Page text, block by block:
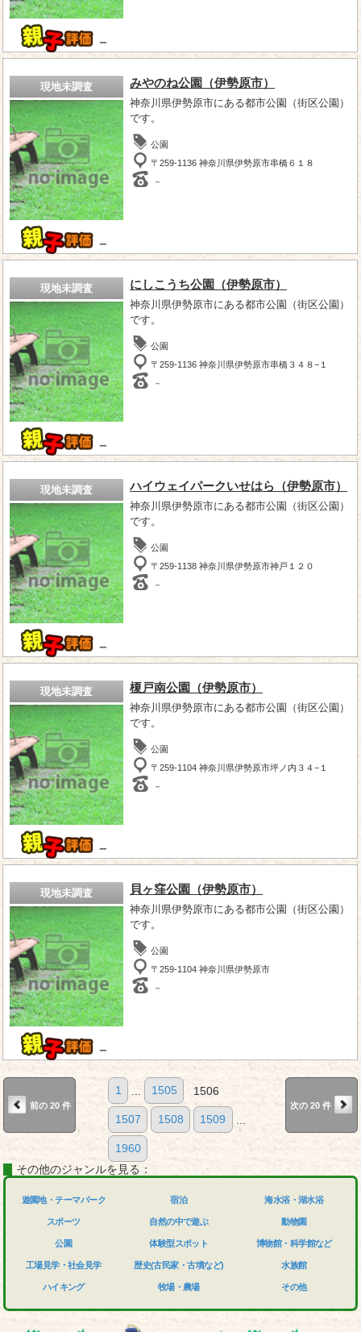
－
現地未調査
－
みやのね公園（伊勢原市）
神奈川県伊勢原市にある都市公園（街区公園）
です。
公園
〒259-1136 神奈川県伊勢原市串橋６１８
－
現地未調査
－
にしこうち公園（伊勢原市）
神奈川県伊勢原市にある都市公園（街区公園）
です。
公園
〒259-1136 神奈川県伊勢原市串橋３４８−１
－
現地未調査
－
ハイウェイパークいせはら（伊勢原市）
神奈川県伊勢原市にある都市公園（街区公園）
です。
公園
〒259-1138 神奈川県伊勢原市神戸１２０
－
現地未調査
－
榎戸南公園（伊勢原市）
神奈川県伊勢原市にある都市公園（街区公園）
です。
公園
〒259-1104 神奈川県伊勢原市坪ノ内３４−１
－
現地未調査
－
貝ヶ窪公園（伊勢原市）
神奈川県伊勢原市にある都市公園（街区公園）
です。
公園
〒259-1104 神奈川県伊勢原市
－
前の 20 件
1 1505 1506
1507 1508 1509
1960
次の 20 件
その他のジャンルを見る：
遊園地・テーマパーク
スポーツ
公園
工場見学・社会見学
ハイキング
宿泊
自然の中で遊ぶ
体験型スポット
歴史(古民家・古墳など)
牧場・農場
海水浴・湖水浴
動物園
博物館・科学館など
水族館
その他